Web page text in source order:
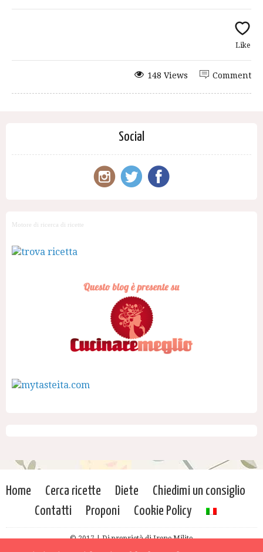
Like
Comment
148 Views
Social
Motore di ricerca di ricette
Home Cerca ricette Diete
Chiedimi un consiglio
Contatti
Proponi Cookie Policy
© 2017 | Di proprietà di Irene Milito